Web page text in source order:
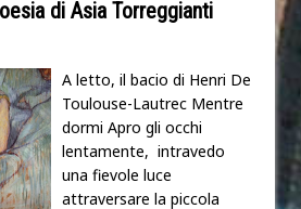
di Asia Torreggianti
A letto, il bacio di Henri De
Toulouse-Lautrec Mentre
dormi Apro gli occhi
lentamente, intravedo
una fievole luce
attraversare la piccola